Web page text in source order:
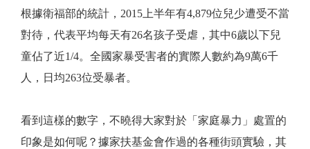
根據衛福部的統計，2015上半年有4,879位兒少遭受不當
對待，代表平均每天有26名孩子受虐，其中6歲以下兒
童佔了近1/4。全國家暴受害者的實際人數約為9萬6千
人，日均263位受暴者。
看到這樣的數字，不曉得大家對於「家庭暴力」處置的
印象是如何呢？據家扶基金會作過的各種街頭實驗，其